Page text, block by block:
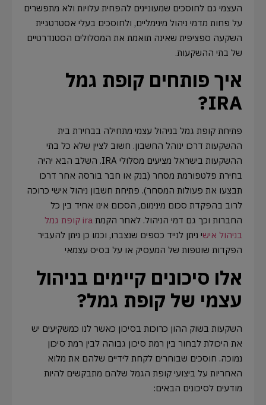
העצמי גם לחוסכים שמעוניינים להפחית עלויות ולא מתפשרים
על פחות מדמי ניהול מינימליים, ולחוסכים בעלי אסטרטגיית
השקעה ספציפית שאינה תואמת את המסלולים הסטנדרטיים
של בתי ההשקעות.
איך פותחים קופת גמל
IRA?
פתיחת קופת גמל בניהול עצמי מתחילה בבחירת בית
ההשקעות דרכו ינוהל החשבון. חשוב לציין שלא כל בתי
ההשקעות בישראל מציעים מסלולי IRA. השלב הבא יהיה
בחירת פלטפורמת מסחר (בנק או חבר בורסה אחר דרכו
תבצעו את פעולות המסחר). פתיחת חשבון ניהול אישי כרוכה
לרוב בהפקדת סכום מינימום, הסכום אינו אחיד בין כל
החברות וכך גם דמי הניהול. לאחר הקמת
ira קופת גמל
בניהול אישי ניתן לנייד כספים שנצברו, וכמו כן ניתן להעביר
הפקדות שוטפות של המעסיק או על בסיס עצמאי
אלו סיכונים קיימים בניהול
עצמי של קופת גמל?
השקעות בשוק ההון כרוכות בסיכון כאשר לנו כמשקיעים יש
את היכולת לבחור בין רמת סיכון גבוהה לבין רמת סיכון
נמוכה. חוסכים שבוחרים לקחת לידיים שלהם את מלוא
האחריות על ביצועי קופת הגמל שלהם מתבקשים להיות
מודעים לסיכונים הבאים: